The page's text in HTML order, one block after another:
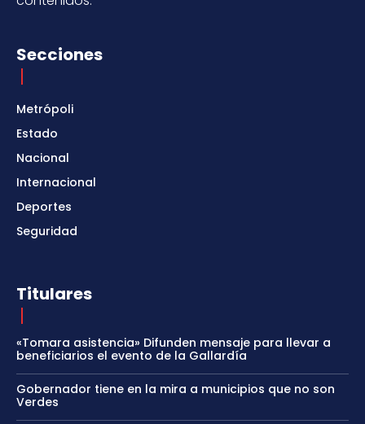
Secciones
Metrópoli
Estado
Nacional
Internacional
Deportes
Seguridad
Titulares
«Tomara asistencia» Difunden mensaje para llevar a
beneficiarios el evento de la Gallardía
Gobernador tiene en la mira a municipios que no son
Verdes